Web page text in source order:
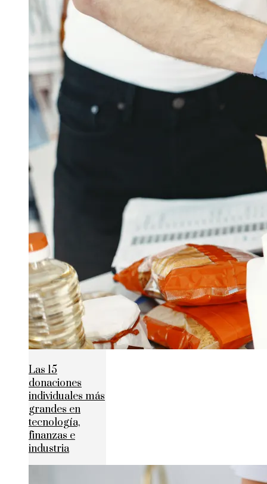
Las 15
donaciones
individuales más
grandes en
tecnología,
finanzas e
industria